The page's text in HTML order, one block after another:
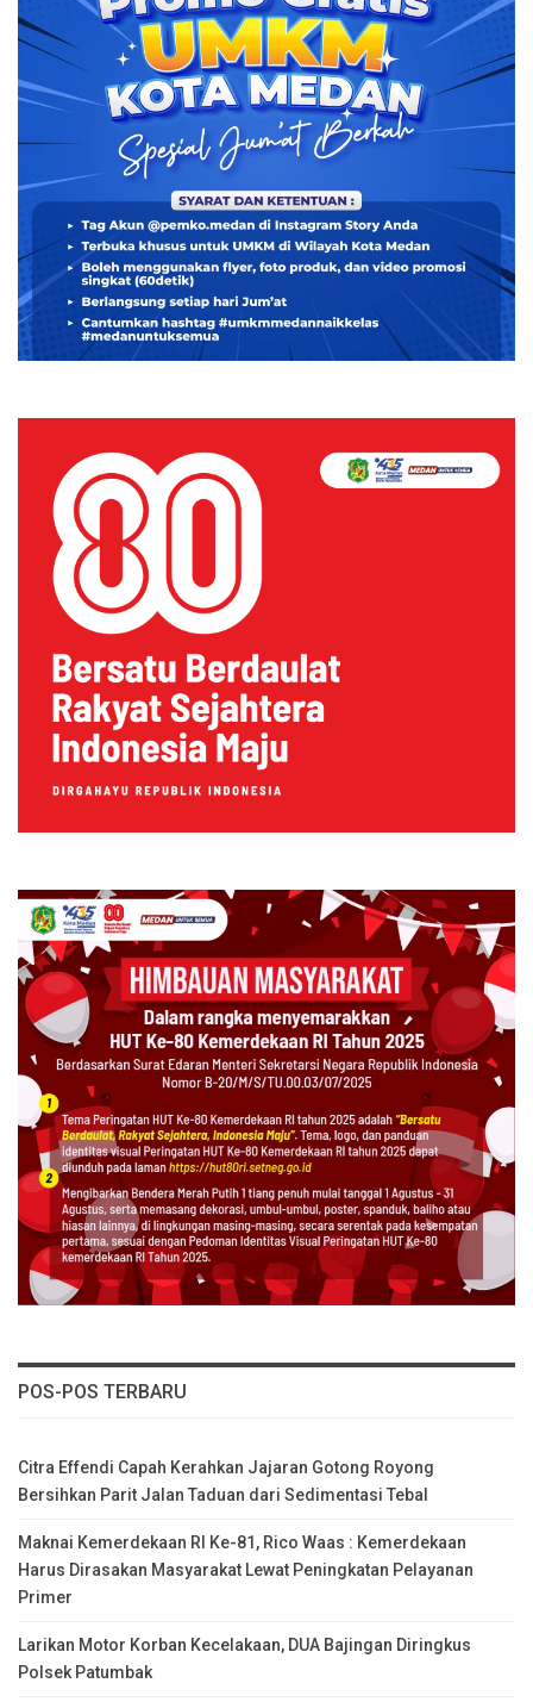
POS-POS TERBARU
Citra Effendi Capah Kerahkan Jajaran Gotong Royong
Bersihkan Parit Jalan Taduan dari Sedimentasi Tebal
Maknai Kemerdekaan RI Ke-81, Rico Waas : Kemerdekaan
Harus Dirasakan Masyarakat Lewat Peningkatan Pelayanan
Primer
Larikan Motor Korban Kecelakaan, DUA Bajingan Diringkus
Polsek Patumbak